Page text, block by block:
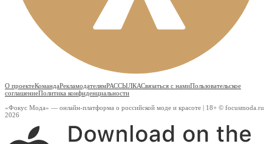
О проектеКомандаРекламодателямРАССЫЛКАСвязаться с намиПользовательское
соглашениеПолитика конфиденциальности
«Фокус Мода» — онлайн-платформа о российской моде и красоте | 18+ © focusmoda.ru
2026